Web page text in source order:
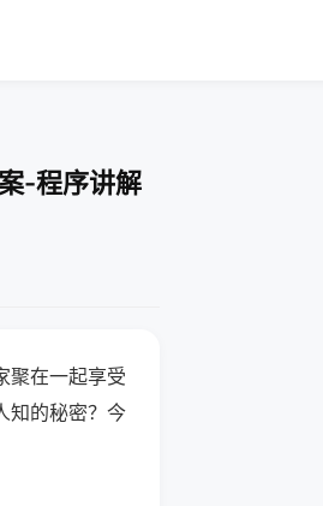
-程序讲解
聚在一起享受
知的秘密？今